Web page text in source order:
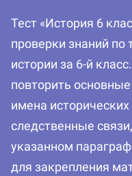
Тест «История 6
проверки знаний по
истории за 6-й
повторить
имена
следственные
указанном
для закрепления